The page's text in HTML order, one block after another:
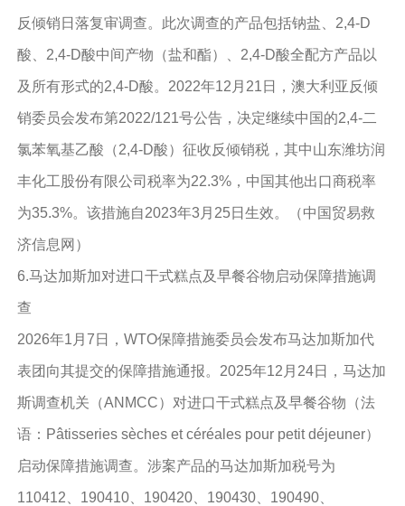
反倾销日落复审调查。此次调查的产品包括钠盐、2,4-D
酸、2,4-D酸中间产物（盐和酯）、2,4-D酸全配方产品以
及所有形式的2,4-D酸。2022年12月21日，澳大利亚反倾
销委员会发布第2022/121号公告，决定继续中国的2,4-二
氯苯氧基乙酸（2,4-D酸）征收反倾销税，其中山东潍坊润
丰化工股份有限公司税率为22.3%，中国其他出口商税率
为35.3%。该措施自2023年3月25日生效。（中国贸易救
济信息网）
6.马达加斯加对进口干式糕点及早餐谷物启动保障措施调
查
2026年1月7日，WTO保障措施委员会发布马达加斯加代
表团向其提交的保障措施通报。2025年12月24日，马达加
斯调查机关（ANMCC）对进口干式糕点及早餐谷物（法
语：Pâtisseries sèches et céréales pour petit déjeuner）
启动保障措施调查。涉案产品的马达加斯加税号为
110412、190410、190420、190430、190490、